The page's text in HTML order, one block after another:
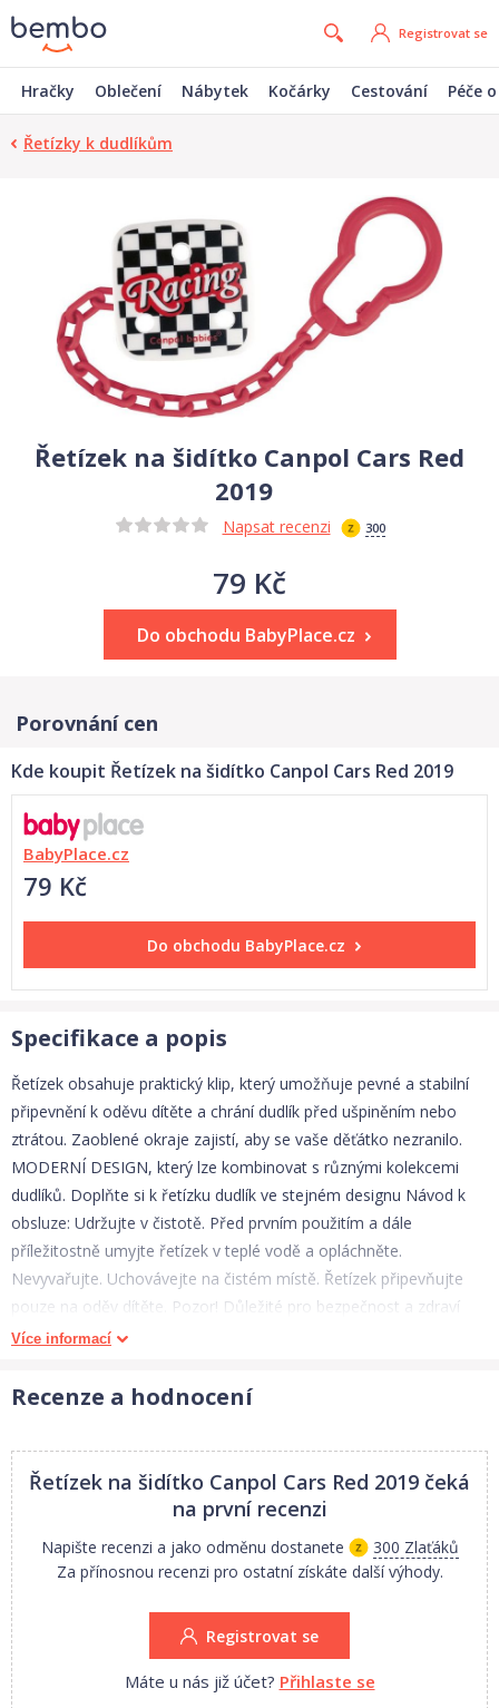
Registrovat se
Hračky Oblečení Nábytek Kočárky Cestování Péče
Řetízky k dudlíkům
Řetízek na šidítko Canpol Cars Red
2019
Napsat recenzi 300
79 Kč
Do obchodu BabyPlace.cz
Porovnání cen
Kde koupit Řetízek na šidítko Canpol Cars Red 2019
BabyPlace.cz
79 Kč
Do obchodu BabyPlace.cz
Specifikace a popis
Řetízek obsahuje praktický klip, který umožňuje pevné a stabilní
připevnění k oděvu dítěte a chrání dudlík před ušpiněním nebo
ztrátou. Zaoblené okraje zajistí, aby se vaše děťátko nezranilo.
MODERNÍ DESIGN, který lze kombinovat s různými kolekcemi
dudlíků. Doplňte si k řetízku dudlík ve stejném designu Návod k
obsluze: Udržujte v čistotě. Před prvním použitím a dále
příležitostně umyjte řetízek v teplé vodě a opláchněte.
Nevyvařujte. Uchovávejte na čistém místě. Řetízek připevňujte
pouze na oděv dítěte. Pozor! Důležité pro bezpečnost a zdraví
vašeho dítěte! Před každým použitím zkontrolujte kvalitu výrobku.
nepoužívejte – vyměňte ho za nový. Nikdy řetízek neprodlužujte.
části oděvu. Dítě by se mohlo udusit. Řetízek nepoužívejte pokud
se dítě nachází v postýlce/kolébce nebo pokud není pod
dohledem dospělé osoby. Upozornění! Výrobek není hračka.
Uchovávejte mimo dosah dítěte. Informace o výrobku uchovejte
pro případné pozdější použití. Číslo série je uvedeno na obalu.
Řetízek na šidítko odpovídá požadavkům: Směrnice Evropského
parlamentu a Rady 2001/95/EC o obecné bezpečnosti výrobků,
EN 12586 Výrobky pro péči o dítě - Držáky šidítek - Bezpečnostní
požadavky a zkušební metody.
Více informací
Recenze a hodnocení
Řetízek na šidítko Canpol Cars Red 2019 čeká
na první recenzi
Napište recenzi a jako odměnu dostanete
300 Zlaťáků
Za přínosnou recenzi pro ostatní získáte další výhody.
Registrovat se
Máte u nás již účet? Přihlaste se